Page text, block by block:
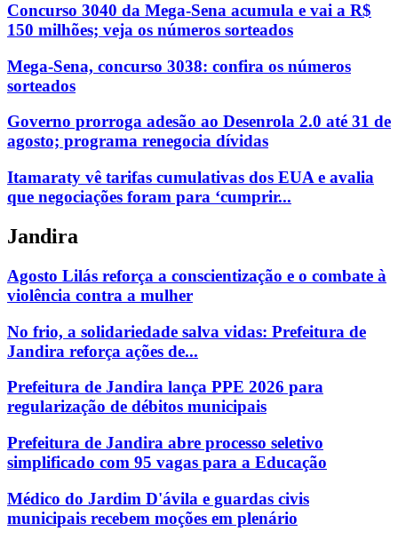
Concurso 3040 da Mega-Sena acumula e vai a R$
150 milhões; veja os números sorteados
Mega-Sena, concurso 3038: confira os números
sorteados
Governo prorroga adesão ao Desenrola 2.0 até 31 de
agosto; programa renegocia dívidas
Itamaraty vê tarifas cumulativas dos EUA e avalia
que negociações foram para ‘cumprir...
Jandira
Agosto Lilás reforça a conscientização e o combate à
violência contra a mulher
No frio, a solidariedade salva vidas: Prefeitura de
Jandira reforça ações de...
Prefeitura de Jandira lança PPE 2026 para
regularização de débitos municipais
Prefeitura de Jandira abre processo seletivo
simplificado com 95 vagas para a Educação
Médico do Jardim D'ávila e guardas civis
municipais recebem moções em plenário